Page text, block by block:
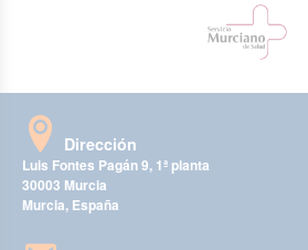
Dirección
Luis Fontes Pagán 9, 1ª planta
30003 Murcia
Murcia, España